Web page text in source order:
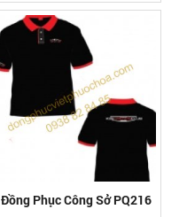
Đồng Phục Công Sở PQ216